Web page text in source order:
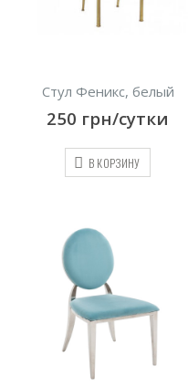
Стул Феникс, белый
250 грн/сутки
В КОРЗИНУ